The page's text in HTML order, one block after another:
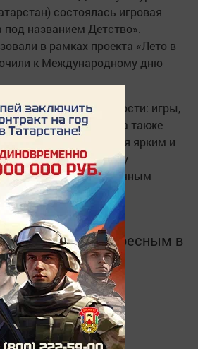
состоялась игровая
названием Детство».
в рамках проекта «Лето в
к Международному дню
активности: игры,
конкурсы, а также
Праздник получился ярким и
получили массу
и зарядились отличным
важным и интересным в
Татмедиа
в
MАХ: